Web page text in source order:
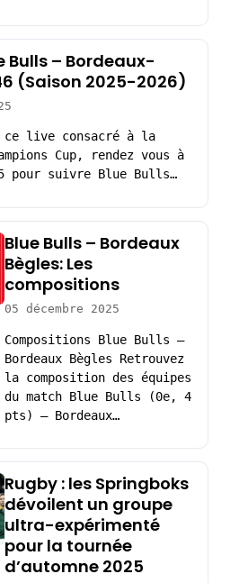
Bulls – Bordeaux-
(Saison 2025-2026)
ce live consacré à la
Cup, rendez vous à
pour suivre Blue Bulls…
Blue Bulls – Bordeaux
Bègles: Les
compositions
05 décembre 2025
Compositions Blue Bulls –
Bordeaux Bègles Retrouvez
la composition des équipes
du match Blue Bulls (0e, 4
pts) – Bordeaux…
Rugby : les Springboks
dévoilent un groupe
ultra-expérimenté
pour la tournée
d’automne 2025